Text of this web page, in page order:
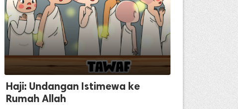
Haji: Undangan Istimewa ke
Rumah Allah